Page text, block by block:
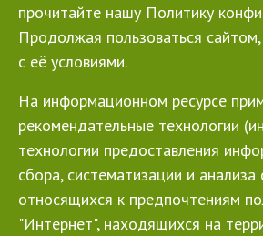
прочитайте нашу Политику
Продолжая пользоваться
с её условиями.
На информационном ресурсе
рекомендательные технологии
технологии предоставления
сбора, систематизации и анализа
относящихся к предпочтениям
"Интернет", находящихся на